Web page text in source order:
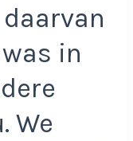
in
We